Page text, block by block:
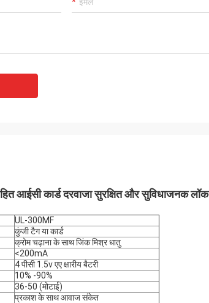
आईसी कार्ड दरवाजा सुरक्षित और सुविधाजनक लॉक
UL-300MF
कुंजी टैग या कार्ड
क्रोम चढ़ाना के साथ जिंक मिश्र धातु
<200mA
4 पीसी 1.5v एए क्षारीय बैटरी
10% -90%
36-50 (मोटाई)
प्रकाश के साथ आवाज संकेत